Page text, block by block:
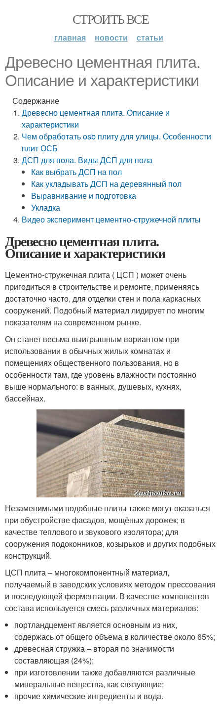
СТРОИТЬ ВСЕ
главная новости статьи
Древесно цементная плита.
Описание и характеристики
Содержание
Древесно цементная плита. Описание и
характеристики
Чем обработать osb плиту для улицы. Особенности
плит ОСБ
ДСП для пола. Виды ДСП для пола
Как выбрать ДСП на пол
Как укладывать ДСП на деревянный пол
Выравнивание и подготовка
Укладка
Видео эксперимент цементно-стружечной плиты
Древесно цементная плита.
Описание и характеристики
Цементно-стружечная плита ( ЦСП ) может очень
пригодиться в строительстве и ремонте, применяясь
достаточно часто, для отделки стен и пола каркасных
сооружений. Подобный материал лидирует по многим
показателям на современном рынке.
Он станет весьма выигрышным вариантом при
использовании в обычных жилых комнатах и
помещениях общественного пользования, но в
особенности там, где уровень влажности постоянно
выше нормального: в ванных, душевых, кухнях,
бассейнах.
Незаменимыми подобные плиты также могут оказаться
при обустройстве фасадов, мощёных дорожек; в
качестве теплового и звукового изолятора; для
сооружения подоконников, козырьков и других подобных
конструкций.
ЦСП плита – многокомпонентный материал,
получаемый в заводских условиях методом прессования
и последующей ферментации. В качестве компонентов
состава используется смесь различных материалов:
портландцемент является основным из них,
содержась от общего объема в количестве около 65%;
древесная стружка – вторая по значимости
составляющая (24%);
при изготовлении также добавляются различные
минеральные вещества, как связующие;
прочие химические ингредиенты и вода.